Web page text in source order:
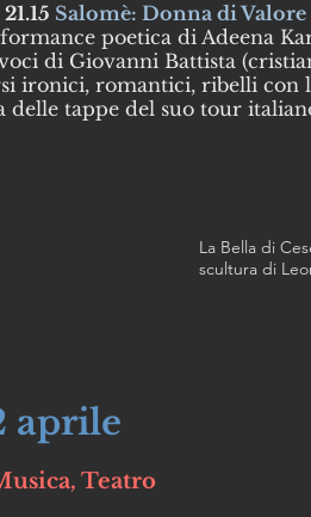
Salomè: Donna di Valore
poetica di Adeena
di Giovanni Battista
ironici, romantici, ribelli con
delle tappe del suo tour
aprile
Teatro
La Bella di
scultura di